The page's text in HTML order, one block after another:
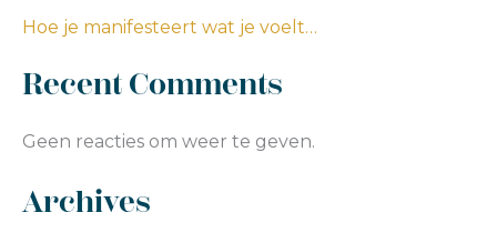
Hoe je manifesteert wat je voelt…
Recent Comments
Geen reacties om weer te geven.
Archives